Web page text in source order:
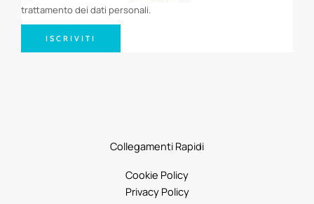
trattamento dei dati personali.
ISCRIVITI
Collegamenti Rapidi
Cookie Policy
Privacy Policy